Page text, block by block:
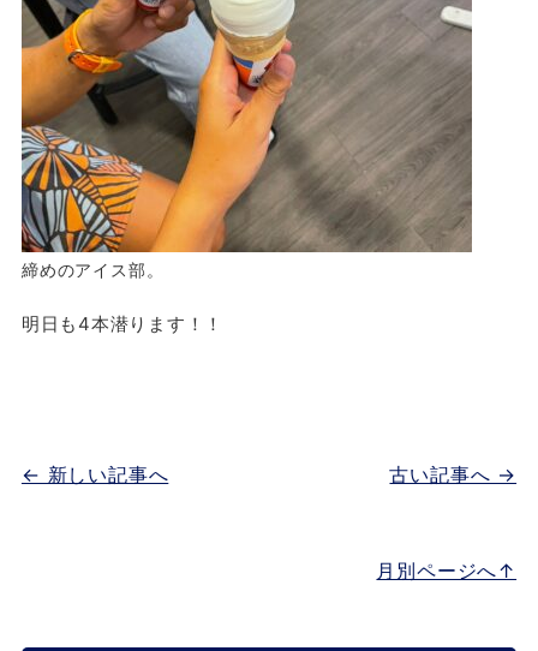
締めのアイス部。
明日も4本潜ります！！
古い記事へ →
← 新しい記事へ
月別ページへ↑